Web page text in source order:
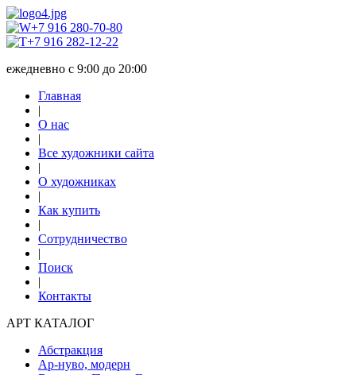
+7 916 280-70-80
+7 916 282-12-22
ежедневно с 9:00 до 20:00
Главная
|
О нас
|
Все художники сайта
|
О художниках
|
Как купить
|
Сотрудничество
|
Поиск
|
Контакты
АРТ КАТАЛОГ
Абстракция
Ар-нуво, модерн